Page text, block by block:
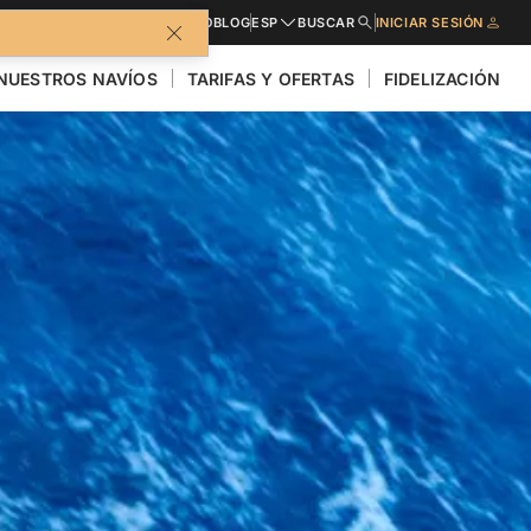
FOLLETOBLOGESP BUSCAR INICIAR SESIÓN
NAVÍOS TARIFAS Y OFERTAS FIDELIZACIÓN